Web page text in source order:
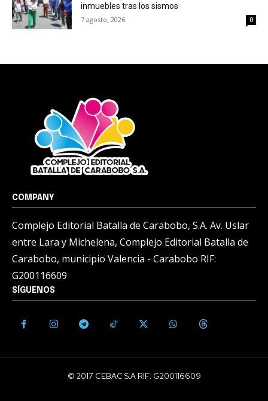
inmuebles tras los sismos
7 agosto, 2026 0
COMPANY
Complejo Editorial Batalla de Carabobo, S.A. Av. Uslar
entre Lara y Michelena, Complejo Editorial Batalla de
Carabobo, municipio Valencia - Carabobo RIF:
G200116609
SÍGUENOS
© 2017 CEBAC S.A RIF: G200116609